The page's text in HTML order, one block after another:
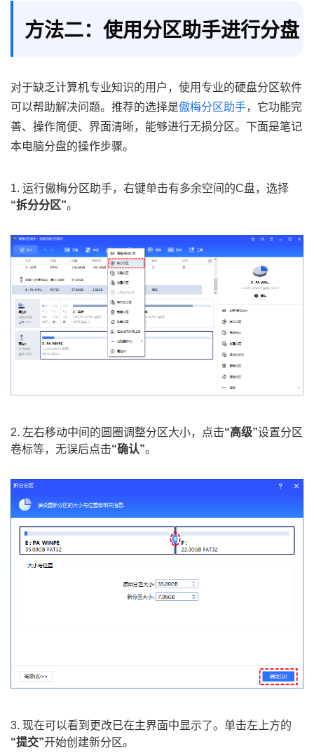
方法二：使用分区助手进行分盘
对于缺乏计算机专业知识的用户，使用专业的硬盘分区软件
可以帮助解决问题。推荐的选择是傲梅分区助手，它功能完
善、操作简便、界面清晰，能够进行无损分区。下面是笔记
本电脑分盘的操作步骤。
1. 运行傲梅分区助手，右键单击有多余空间的C盘，选择
“拆分分区”。
2. 左右移动中间的圆圈调整分区大小，点击“高级”设置分区
卷标等，无误后点击“确认”。
3. 现在可以看到更改已在主界面中显示了。单击左上方的
“提交”开始创建新分区。